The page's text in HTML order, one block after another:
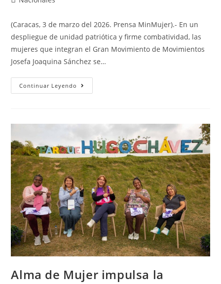
(Caracas, 3 de marzo del 2026. Prensa MinMujer).- En un
despliegue de unidad patriótica y firme combatividad, las
mujeres que integran el Gran Movimiento de Movimientos
Josefa Joaquina Sánchez se…
Continuar Leyendo
Alma de Mujer impulsa la